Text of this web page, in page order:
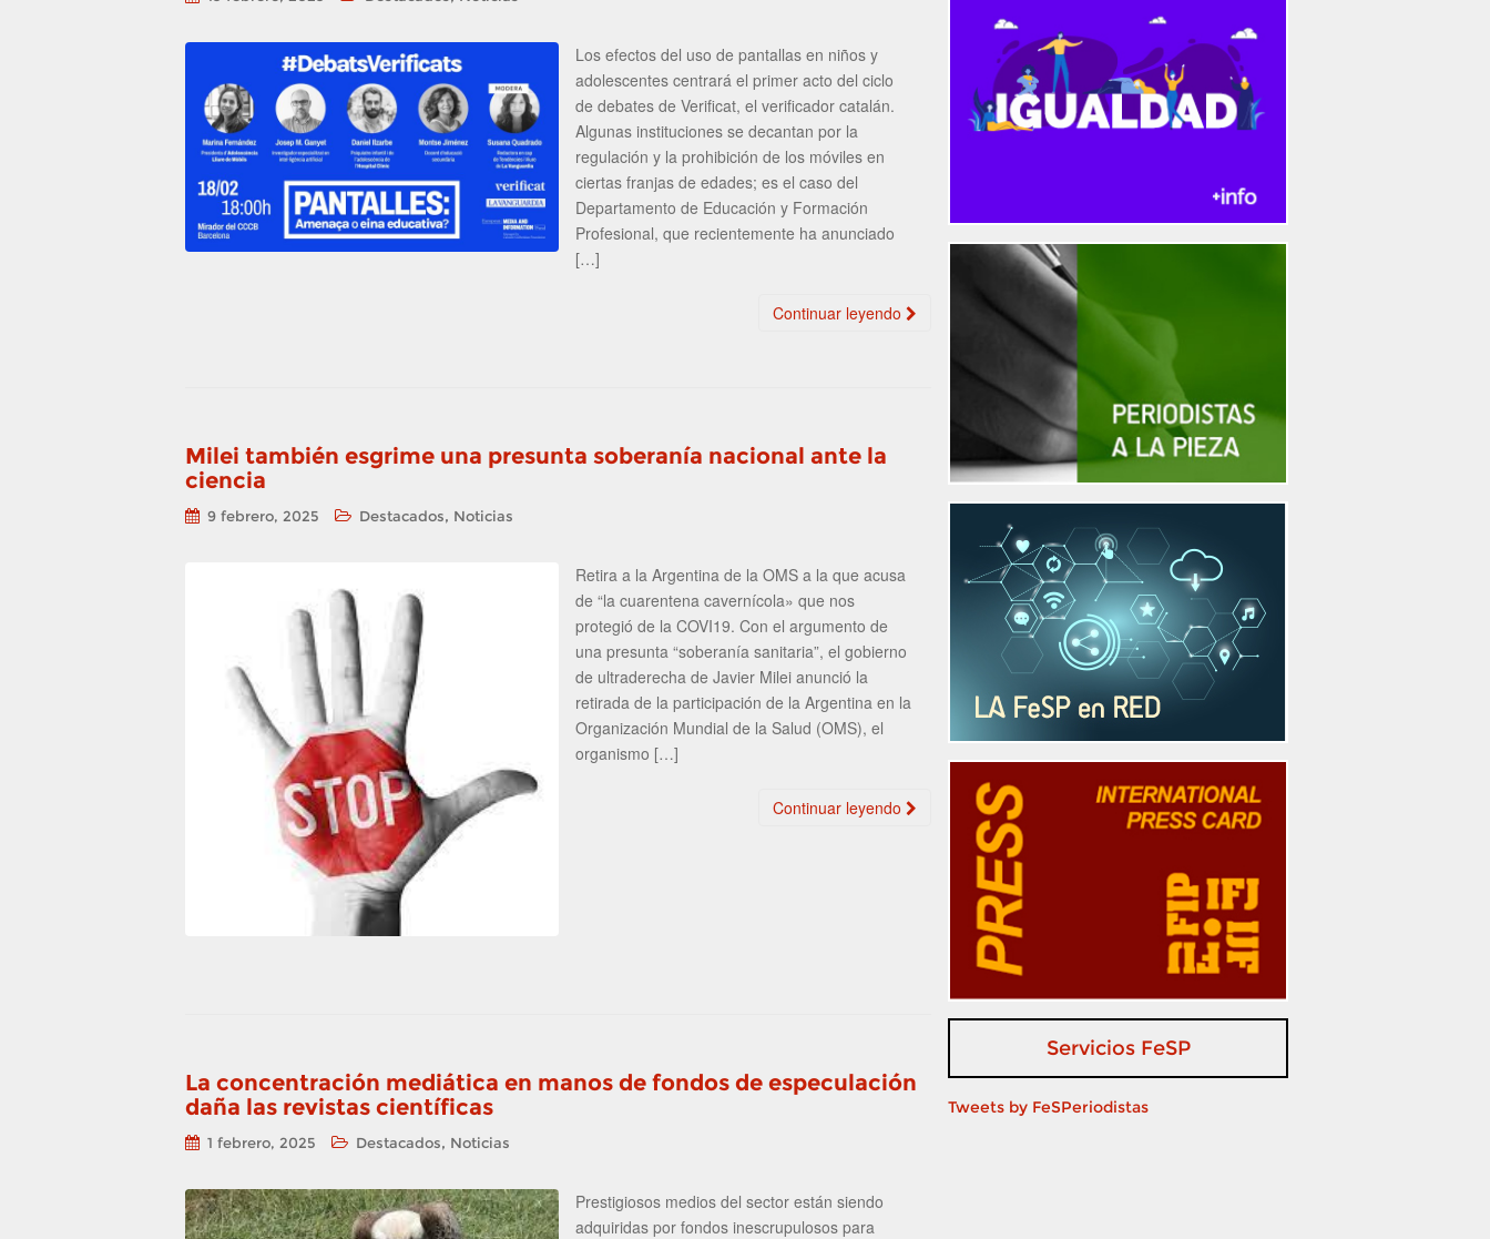
Los efectos del uso de pantallas en niños y
adolescentes centrará el primer acto del ciclo
de debates de Verificat, el verificador catalán.
Algunas instituciones se decantan por la
regulación y la prohibición de los móviles en
ciertas franjas de edades; es el caso del
Departamento de Educación y Formación
Profesional, que recientemente ha anunciado
[…]
Continuar leyendo
Milei también esgrime una presunta soberanía nacional ante la
ciencia
9 febrero, 2025 Destacados, Noticias
Retira a la Argentina de la OMS a la que acusa
de “la cuarentena cavernícola» que nos
protegió de la COVI19. Con el argumento de
una presunta “soberanía sanitaria”, el gobierno
de ultraderecha de Javier Milei anunció la
retirada de la participación de la Argentina en la
Organización Mundial de la Salud (OMS), el
organismo […]
Continuar leyendo
La concentración mediática en manos de fondos de especulación
daña las revistas científicas
1 febrero, 2025 Destacados, Noticias
Prestigiosos medios del sector están siendo
adquiridas por fondos inescrupulosos para
Servicios FeSP
Tweets by FeSPeriodistas